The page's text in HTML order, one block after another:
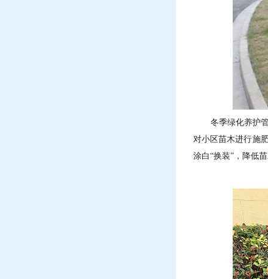
冬季绿化养护管
对小区苗木进行施
涂白“换装”，降低